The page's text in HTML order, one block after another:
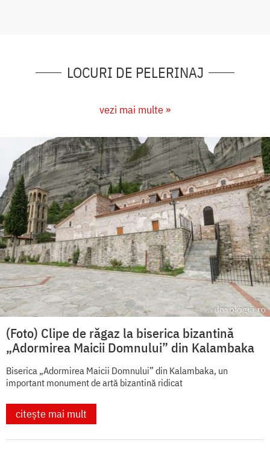
LOCURI DE PELERINAJ
vezi mai multe »
(Foto) Clipe de răgaz la biserica bizantină
„Adormirea Maicii Domnului” din Kalambaka
Biserica „Adormirea Maicii Domnului” din Kalambaka, un
important monument de artă bizantină ridicat
citește mai mult